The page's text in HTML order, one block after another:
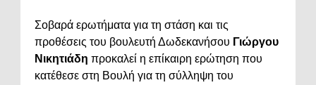
Σοβαρά ερωτήματα για τη στάση και τις
προθέσεις του βουλευτή Δωδεκανήσου Γιώργου
Νικητιάδη προκαλεί η επίκαιρη ερώτηση που
κατέθεσε στη Βουλή για τη σύλληψη του